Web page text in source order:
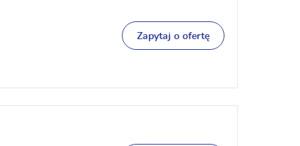
Zapytaj o ofertę